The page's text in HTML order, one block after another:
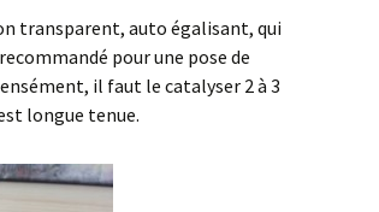
transparent, auto égalisant, qui
pour une pose de
il faut le catalyser 2 à 3
longue tenue.